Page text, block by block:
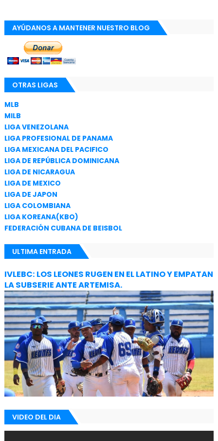
AYÚDANOS A MANTENER NUESTRO BLOG
OTRAS LIGAS
MLB
MILB
LIGA VENEZOLANA
LIGA PROFESIONAL DE PANAMA
LIGA MEXICANA DEL PACIFICO
LIGA DE REPÚBLICA DOMINICANA
LIGA DE NICARAGUA
LIGA DE MEXICO
LIGA DE JAPON
LIGA COLOMBIANA
LIGA KOREANA(KBO)
FEDERACIÓN CUBANA DE BEISBOL
ULTIMA ENTRADA
IVLEBC: LOS LEONES RUGEN EN EL LATINO Y EMPATAN
LA SUBSERIE ANTE ARTEMISA.
VIDEO DEL DIA